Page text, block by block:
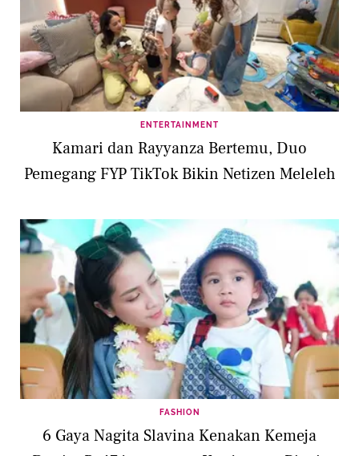
ENTERTAINMENT
Kamari dan Rayyanza Bertemu, Duo
Pemegang FYP TikTok Bikin Netizen Meleleh
FASHION
6 Gaya Nagita Slavina Kenakan Kemeja